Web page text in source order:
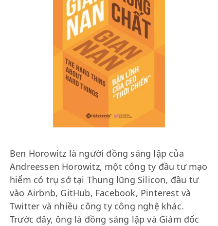
Ben Horowitz là người đồng sáng lập của
Andreessen Horowitz, một công ty đầu tư mạo
hiểm có trụ sở tại Thung lũng Silicon, đầu tư
vào Airbnb, GitHub, Facebook, Pinterest và
Twitter và nhiều công ty công nghệ khác.
Trước đây, ông là đồng sáng lập và Giám đốc